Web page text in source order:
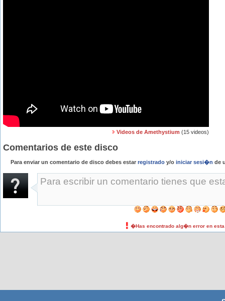
Videos de Amethystium (15 videos)
Comentarios de este disco
Para enviar un comentario de disco debes estar registrado y/o iniciar sesi�n de
�Has encontrado alg�n error en